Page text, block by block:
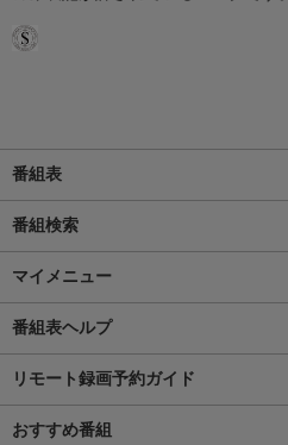
番組表
番組検索
マイメニュー
番組表ヘルプ
リモート録画予約ガイド
おすすめ番組